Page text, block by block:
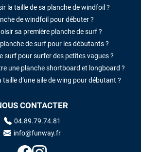
la taille de sa planche de windfoil ?
de windfoil pour débuter ?
sa première planche de surf ?
de surf pour les débutants ?
surf pour surfer des petites vagues ?
une planche shortboard et longboard ?
d’une aile de wing pour débutant ?
CONTACTER
04.89.79.74.81
info@funway.fr